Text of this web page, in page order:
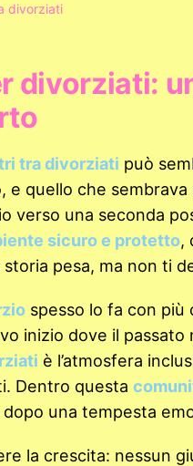
divorziati
divorziati:
tra divorziati può
e quello che
verso una seconda
sicuro e protetto,
pesa, ma non ti
spesso lo fa con più
inizio dove il
è l’atmosfera
Dentro questa
una tempesta
la crescita: nessun